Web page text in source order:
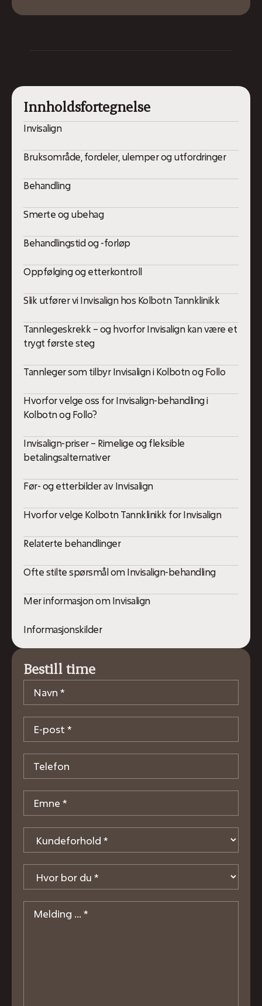
Innholdsfortegnelse
Invisalign
Bruksområde, fordeler, ulemper og utfordringer
Behandling
Smerte og ubehag
Behandlingstid og -forløp
Oppfølging og etterkontroll
Slik utfører vi Invisalign hos Kolbotn Tannklinikk
Tannlegeskrekk – og hvorfor Invisalign kan være et
trygt første steg
Tannleger som tilbyr Invisalign i Kolbotn og Follo
Hvorfor velge oss for Invisalign-behandling i
Kolbotn og Follo?
Invisalign-priser – Rimelige og fleksible
betalingsalternativer
Før- og etterbilder av Invisalign
Hvorfor velge Kolbotn Tannklinikk for Invisalign
Relaterte behandlinger
Ofte stilte spørsmål om Invisalign-behandling
Mer informasjon om Invisalign
Informasjonskilder
Bestill time
Navn*
E-
post*
Telefon
Emne*
Kundeforhold*
Hvor
bor
du*
Melding*